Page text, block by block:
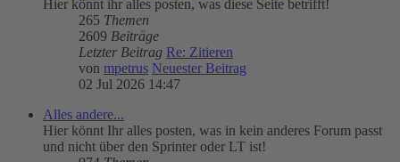
Hier könnt ihr alles posten, was diese Seite betrifft!
265 Themen
2609 Beiträge
Letzter Beitrag Re: Zitieren
von mpetrus Neuester Beitrag
02 Jul 2026 14:47
Alles andere...
Hier könnt Ihr alles posten, was in kein anderes Forum passt
und nicht über den Sprinter oder LT ist!